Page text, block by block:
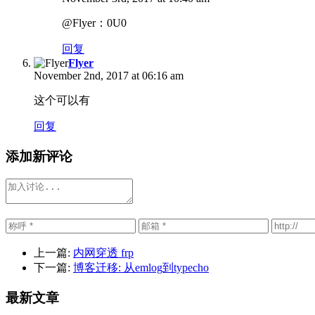
@Flyer：0U0
回复
Flyer
November 2nd, 2017 at 06:16 am
这个可以有
回复
添加新评论
上一篇: 内网穿透 frp
下一篇: 博客迁移: 从emlog到typecho
最新文章